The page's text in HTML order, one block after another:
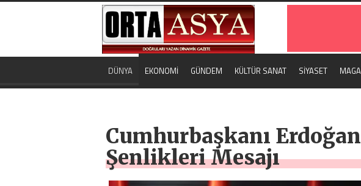
DÜNYA EKONOMİ GÜNDEM KÜLTÜR SANAT SİYASET
Cumhurbaşkanı
Şenlikleri Mesajı